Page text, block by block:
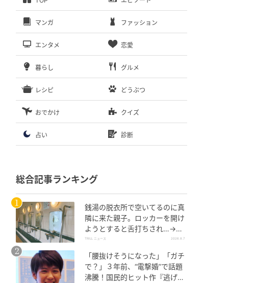
マンガ ファッション
エンタメ 恋愛
暮らし グルメ
レシピ どうぶつ
おでかけ クイズ
占い 診断
総合記事ランキング
銭湯の脱衣所で空いてるのに真
隣に来た親子。ロッカーを開け
ようとすると舌打ちされ…→直
後、娘の放った“純粋な一言”に
TRILL ニュース 2026.8.7
「腰抜けそうになった」「ガチ
で？」３年前、“電撃婚”で話題
沸騰！国民的ヒット作『逃げ